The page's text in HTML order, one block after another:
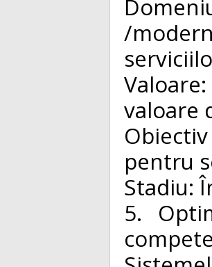
/
valoare
pentru
Stadiu:
5.